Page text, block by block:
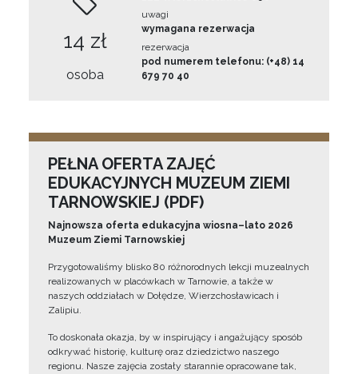
14 zł
osoba
uwagi
wymagana rezerwacja
rezerwacja
pod numerem telefonu: (+48) 14
679 70 40
PEŁNA OFERTA ZAJĘĆ
EDUKACYJNYCH MUZEUM ZIEMI
TARNOWSKIEJ (PDF)
Najnowsza oferta edukacyjna wiosna–lato 2026
Muzeum Ziemi Tarnowskiej
Przygotowaliśmy blisko 80 różnorodnych lekcji muzealnych
realizowanych w placówkach w Tarnowie, a także w
naszych oddziałach w Dołędze, Wierzchosławicach i
Zalipiu.
To doskonała okazja, by w inspirujący i angażujący sposób
odkrywać historię, kulturę oraz dziedzictwo naszego
regionu. Nasze zajęcia zostały starannie opracowane tak,